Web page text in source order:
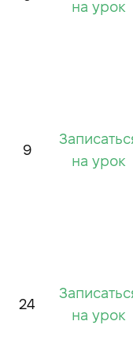
на урок
9
на урок
24
на урок